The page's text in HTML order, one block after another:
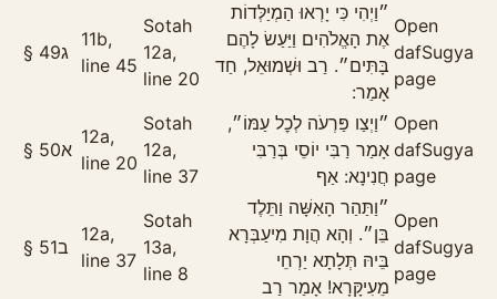
§ 49ג
11b,
line 45
Sotah
12a,
line 20
״וַיְהִי כִּי יָרְאוּ הַמְיַלְּדוֹת
אֶת הָאֱלֹהִים וַיַּעַשׂ לָהֶם
בָּתִּים״. רַב וּשְׁמוּאֵל, חַד
אָמַר:
Open
dafSugya
page
§ 50א
12a,
line 20
Sotah
12a,
line 37
״וַיְצַו פַּרְעֹה לְכׇל עַמּוֹ״,
אָמַר רַבִּי יוֹסֵי בְּרַבִּי
חֲנִינָא: אַף
Open
dafSugya
page
§ 51ב
12a,
line 37
Sotah
13a,
line 8
״וַתַּהַר הָאִשָּׁה וַתֵּלֶד
בֵּן״. וְהָא הֲוָת מִיעַבְּרָא
בֵּיהּ תְּלָתָא יַרְחֵי
מֵעִיקָּרָא! אָמַר רַב
Open
dafSugya
page